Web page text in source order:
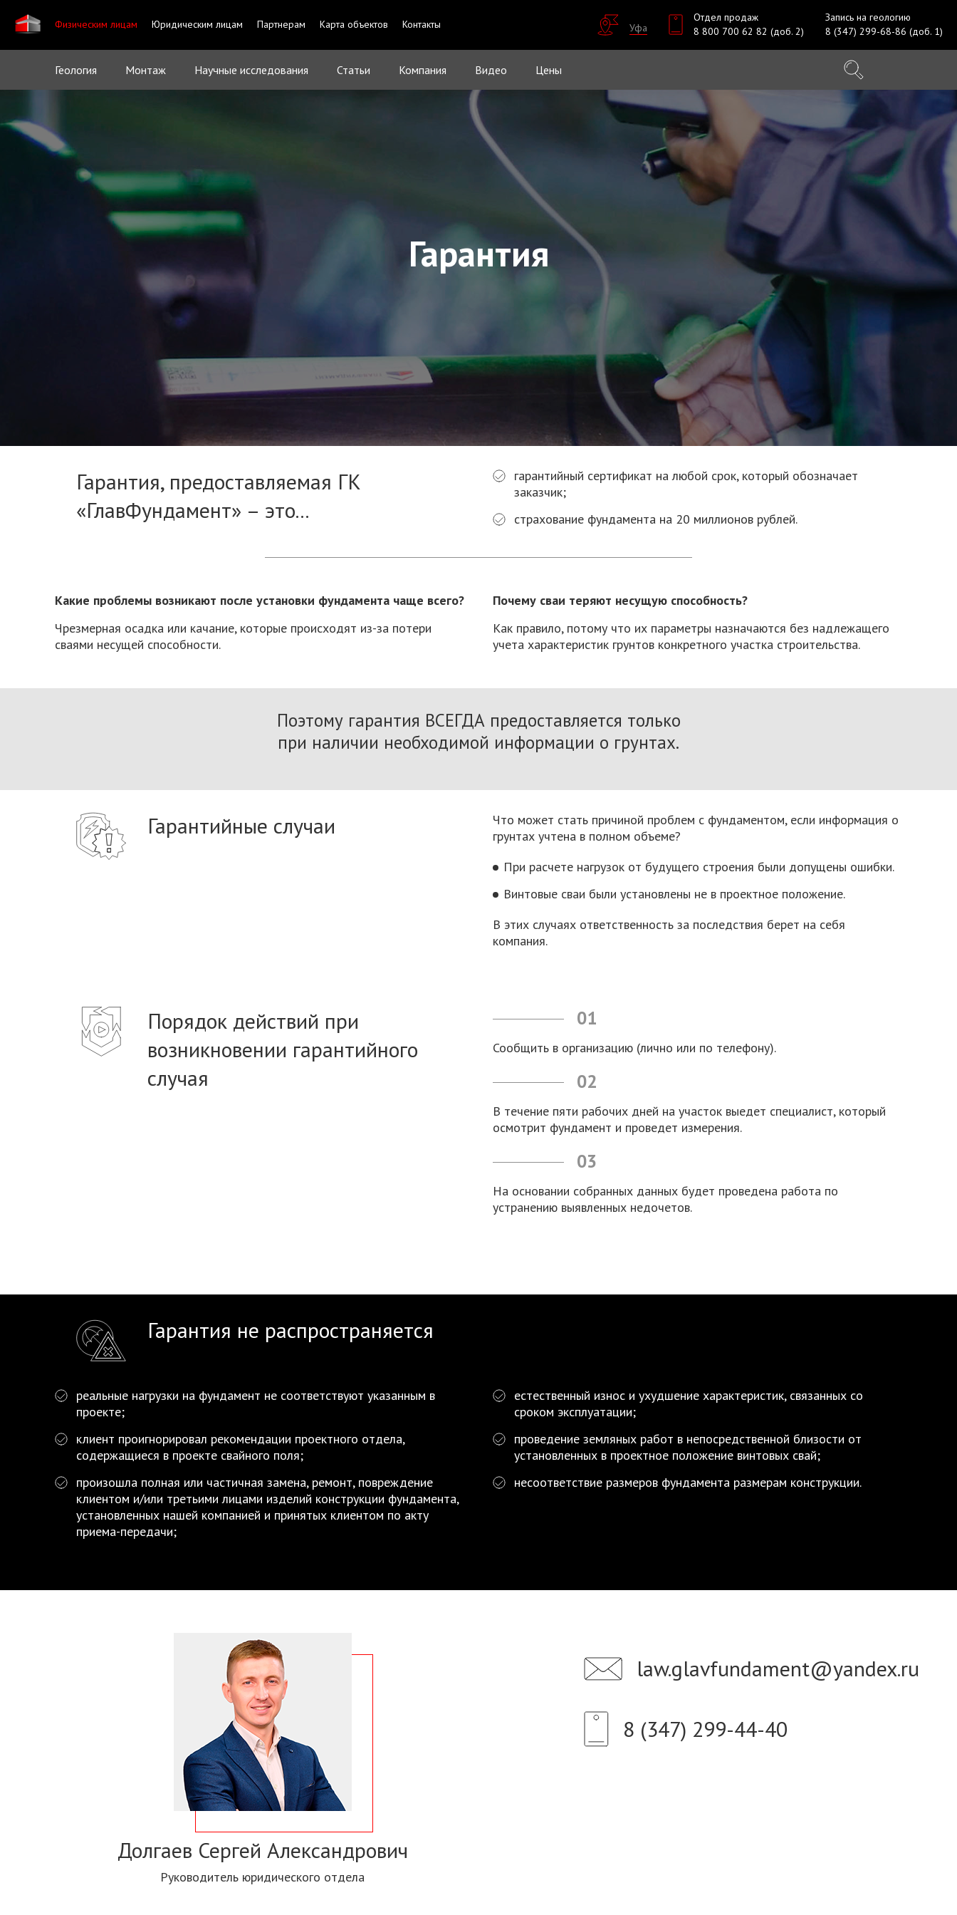
Физическим лицам Юридическим лицам Партнерам Карта объектов Контакты Уфа
Отдел продаж
8 800 700 62 82 (доб. 2)
Запись на геологию
8 (347) 299-68-86 (доб. 1)
Геология Монтаж Научные исследования Статьи Компания Видео Цены
Гарантия
Гарантия, предоставляемая ГК
«ГлавФундамент» – это...
гарантийный сертификат на любой срок, который обозначает
заказчик;
страхование фундамента на 20 миллионов рублей.
Какие проблемы возникают после установки фундамента чаще всего?
Чрезмерная осадка или качание, которые происходят из-за потери
сваями несущей способности.
Почему сваи теряют несущую способность?
Как правило, потому что их параметры назначаются без надлежащего
учета характеристик грунтов конкретного участка строительства.
Поэтому гарантия ВСЕГДА предоставляется только
при наличии необходимой информации о грунтах.
Гарантийные случаи
Что может стать причиной проблем с фундаментом, если информация о
грунтах учтена в полном объеме?
При расчете нагрузок от будущего строения были допущены ошибки.
Винтовые сваи были установлены не в проектное положение.
В этих случаях ответственность за последствия берет на себя
компания.
Порядок действий при
возникновении гарантийного
случая
01
Сообщить в организацию (лично или по телефону).
02
В течение пяти рабочих дней на участок выедет специалист, который
осмотрит фундамент и проведет измерения.
03
На основании собранных данных будет проведена работа по
устранению выявленных недочетов.
Гарантия не распространяется
реальные нагрузки на фундамент не соответствуют указанным в
проекте;
клиент проигнорировал рекомендации проектного отдела,
содержащиеся в проекте свайного поля;
произошла полная или частичная замена, ремонт, повреждение
клиентом и/или третьими лицами изделий конструкции фундамента,
установленных нашей компанией и принятых клиентом по акту
приема-передачи;
естественный износ и ухудшение характеристик, связанных со
сроком эксплуатации;
проведение земляных работ в непосредственной близости от
установленных в проектное положение винтовых свай;
несоответствие размеров фундамента размерам конструкции.
Долгаев Сергей Александрович
Руководитель юридического отдела
law.glavfundament@yandex.ru
8 (347) 299-44-40